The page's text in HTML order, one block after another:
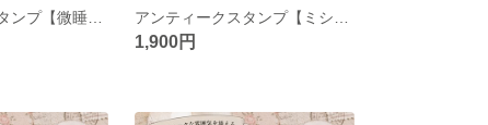
1,900円